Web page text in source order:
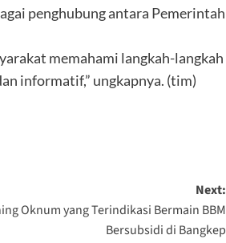
penghubung antara Pemerintah
memahami langkah-langkah
informatif,” ungkapnya. (tim)
Next:
Oknum yang Terindikasi Bermain BBM
Bersubsidi di Bangkep